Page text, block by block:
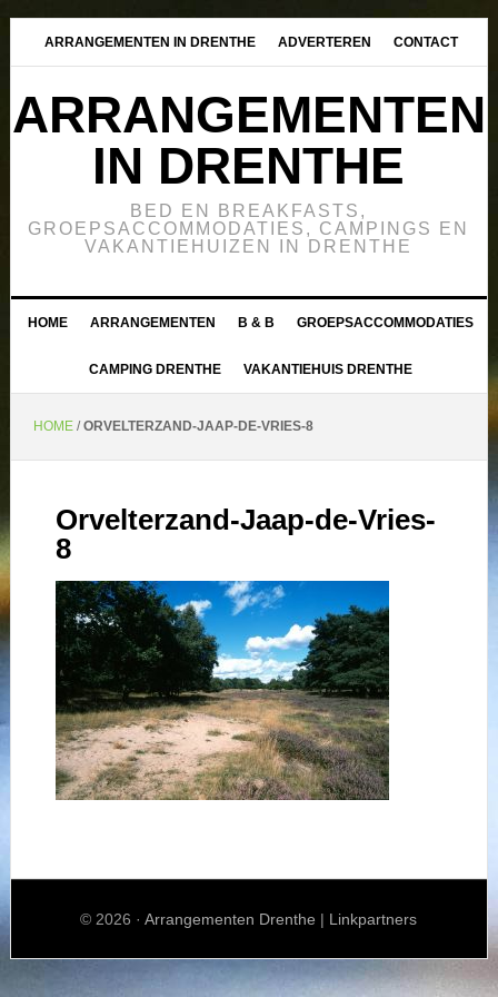
ARRANGEMENTEN IN DRENTHE ADVERTEREN CONTACT
ARRANGEMENTEN
IN DRENTHE
BED EN BREAKFASTS,
GROEPSACCOMMODATIES, CAMPINGS EN
VAKANTIEHUIZEN IN DRENTHE
HOME ARRANGEMENTEN B & B GROEPSACCOMMODATIES
CAMPING DRENTHE VAKANTIEHUIS DRENTHE
HOME/ORVELTERZAND-JAAP-DE-VRIES-8
Orvelterzand-Jaap-de-Vries-
8
© 2026 ·Arrangementen Drenthe | Linkpartners